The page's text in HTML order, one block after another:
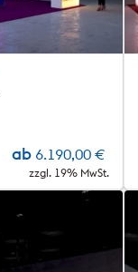
ab 6.190,00 €
zzgl. 19% MwSt.